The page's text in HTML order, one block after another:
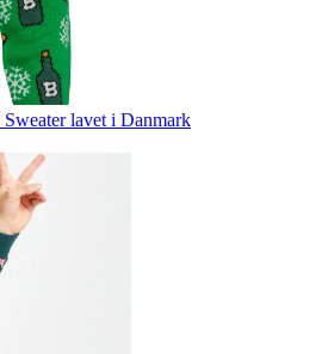
lavet i Danmark